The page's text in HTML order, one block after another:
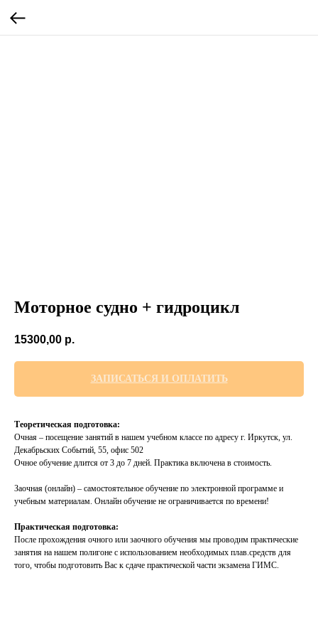
Моторное судно + гидроцикл
15300,00 р.
ЗАПИСАТЬСЯ И ОПЛАТИТЬ
Теоретическая подготовка:
Очная – посещение занятий в нашем учебном классе по адресу г. Иркутск, ул.
Декабрьских Событий, 55, офис 502
Очное обучение длится от 3 до 7 дней. Практика включена в стоимость.
Заочная (онлайн) – самостоятельное обучение по электронной программе и
учебным материалам. Онлайн обучение не ограничивается по времени!
Практическая подготовка:​
После прохождения очного или заочного обучения мы проводим практические
занятия на нашем полигоне с использованием необходимых плав.средств для
того, чтобы подготовить Вас к сдаче практической части экзамена ГИМС.